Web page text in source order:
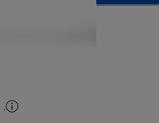
.